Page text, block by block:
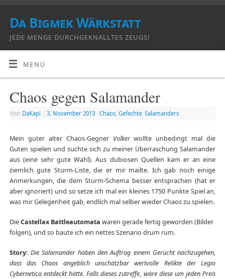
Da Bigmek Wärkstatt
JEDE MENGE DURCHGEKNALLTES ZEUGS!
MENÜ
Chaos gegen Salamander
Von DaKapi 3. November 2013 Chaos, Gefechte, Salamanders
Mein guter alter Chaos-Gegner Volkerwollte unbedingt mal die
Guten spielen und suchte sich zu meiner Überraschung Salamander
aus (eine sehr gute Wahl). Aus dubiosen Quellen kam er an eine
ziemlich gute Sturm-Liste, die er mir mailte. Ich gab noch einige
Anmerkungen, die dem Sturm-Schema besser entsprachen (hat er
aber ignoriert) und so setze ich mal ein kleines 1750 Punkte Spiel an,
was mir Gelegenheit gab, endlich mal selber wieder Chaos zu spielen.
DieCastellax Battleautomata waren gerade fertig geworden (Bilder
folgen), und so baute ich ein nettes Szenario drum rum.
Story: Die Salamander haben den Auftrag einem Gerücht nachzugehen,
dass das Chaos angeblich unschätzbar wertvolle Relikte der Legio
Cybernetica entdeckt hätte. Falls dieses zutreffe, wäre diese um jeden Preis